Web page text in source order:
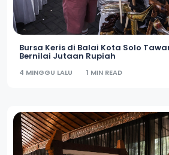
Bursa Keris di Balai Kota Solo
Bernilai Jutaan Rupiah
4 MINGGU LALU 1 MIN READ